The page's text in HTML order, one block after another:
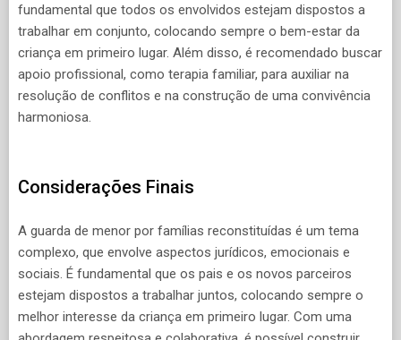
fundamental que todos os envolvidos estejam dispostos a
trabalhar em conjunto, colocando sempre o bem-estar da
criança em primeiro lugar. Além disso, é recomendado buscar
apoio profissional, como terapia familiar, para auxiliar na
resolução de conflitos e na construção de uma convivência
harmoniosa.
Considerações Finais
A guarda de menor por famílias reconstituídas é um tema
complexo, que envolve aspectos jurídicos, emocionais e
sociais. É fundamental que os pais e os novos parceiros
estejam dispostos a trabalhar juntos, colocando sempre o
melhor interesse da criança em primeiro lugar. Com uma